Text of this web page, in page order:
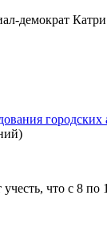
демократ Катри
городских
)
учесть, что с 8